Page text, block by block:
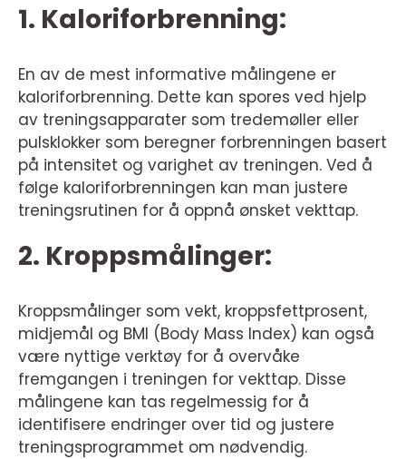
1. Kaloriforbrenning:
En av de mest informative målingene er
kaloriforbrenning. Dette kan spores ved hjelp
av treningsapparater som tredemøller eller
pulsklokker som beregner forbrenningen basert
på intensitet og varighet av treningen. Ved å
følge kaloriforbrenningen kan man justere
treningsrutinen for å oppnå ønsket vekttap.
2. Kroppsmålinger:
Kroppsmålinger som vekt, kroppsfettprosent,
midjemål og BMI (Body Mass Index) kan også
være nyttige verktøy for å overvåke
fremgangen i treningen for vekttap. Disse
målingene kan tas regelmessig for å
identifisere endringer over tid og justere
treningsprogrammet om nødvendig.